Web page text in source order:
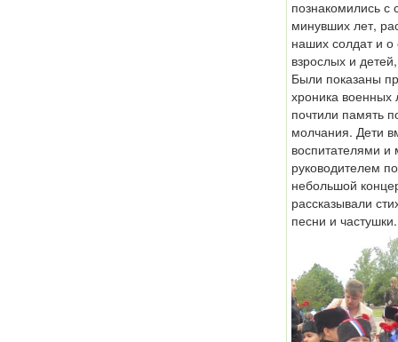
познакомились с
минувших лет,
наших солдат и о
взрослых и
Были показаны
хроника военных
почтили память
молчания. Дети
воспитателями
руководителем
небольшой
рассказывали
песни и частушки.